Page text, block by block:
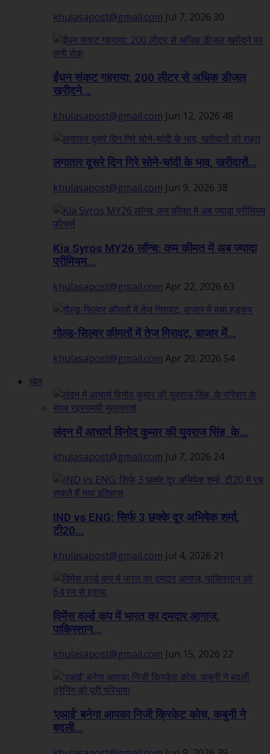
khulasapost@gmail.com Jul 7, 2026 30
ईंधन संकट गहराया: 200 लीटर से अधिक डीजल
खरीदने...
khulasapost@gmail.com Jun 12, 2026 48
लगातार दूसरे दिन गिरे सोने-चांदी के भाव, खरीदारों...
khulasapost@gmail.com Jun 9, 2026 38
Kia Syros MY26 लॉन्च: कम कीमत में अब ज्यादा
प्रीमियम...
khulasapost@gmail.com Apr 22, 2026 63
गोल्ड-सिल्वर कीमतों में तेज गिरावट, बाजार में...
khulasapost@gmail.com Apr 20, 2026 54
खेल
लंदन में आचार्य विनोद कुमार की युवराज सिंह के...
khulasapost@gmail.com Jul 7, 2026 24
IND vs ENG: सिर्फ 3 छक्के दूर अभिषेक शर्मा,
टी20...
khulasapost@gmail.com Jul 4, 2026 21
विमेंस वर्ल्ड कप में भारत का दमदार आगाज,
पाकिस्तान...
khulasapost@gmail.com Jun 15, 2026 22
'एआई' बनेगा आपका निजी क्रिकेट कोच, कबुनी ने
बदली...